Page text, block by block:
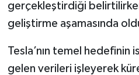
gerçekleştirdiği
geliştirme aşamasında
Tesla’nın temel hedefinin
gelen verileri işleyerek